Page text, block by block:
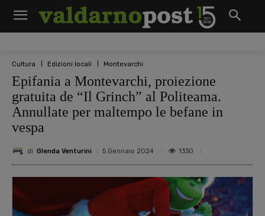
Cultura Edizioni locali Montevarchi
Epifania a Montevarchi, proiezione
gratuita de “Il Grinch” al Politeama.
Annullate per maltempo le befane in
vespa
di Glenda Venturini 5 Gennaio 2024 1330